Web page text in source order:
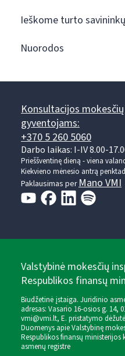
Ieškome turto savininkų
Nuorodos
Konsultacijos
gyventojams:
+370 5 260 5060
Darbo laikas: I-IV 8.00-
Prieššventinę dieną - viena
Kiekvieno mėnesio antrą
Paklausimas per Mano VMI
Valstybinė mokesčių
Respublikos finansų
Biudžetinė įstaiga. Juridinio
adresas: Vasario 16-osios g. 14,
vmi@vmi.lt, E. pristatymo
Duomenys apie Valstybinę
Respublikos finansų
asmenų registre